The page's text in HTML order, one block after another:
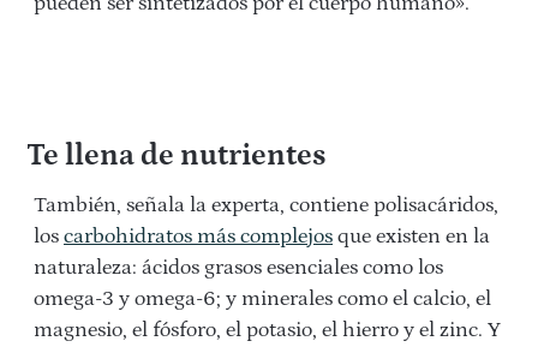
Te llena de nutrientes
También, señala la experta, contiene polisacáridos,
los carbohidratos más complejos que existen en la
naturaleza: ácidos grasos esenciales como los
omega-3 y omega-6; y minerales como el calcio, el
magnesio, el fósforo, el potasio, el hierro y el zinc. Y